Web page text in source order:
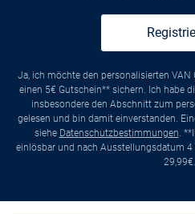
Ja, ich möchte den personalisierten VAN
einen 5€ Gutschein** sichern. Ich habe
insbesondere den Abschnitt zum
gelesen und bin damit einverstanden.
siehe Datenschutzbestimmungen.
einlösbar und nach Ausstellungsdatum
29,99€.